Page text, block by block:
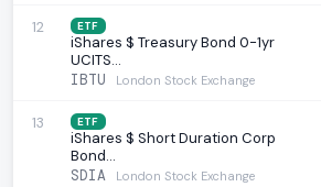
12 ETF
iShares $ Treasury Bond 0-1yr
UCITS…
IBTU
London Stock Exchange
13 ETF
iShares $ Short Duration Corp
Bond…
SDIA
London Stock Exchange